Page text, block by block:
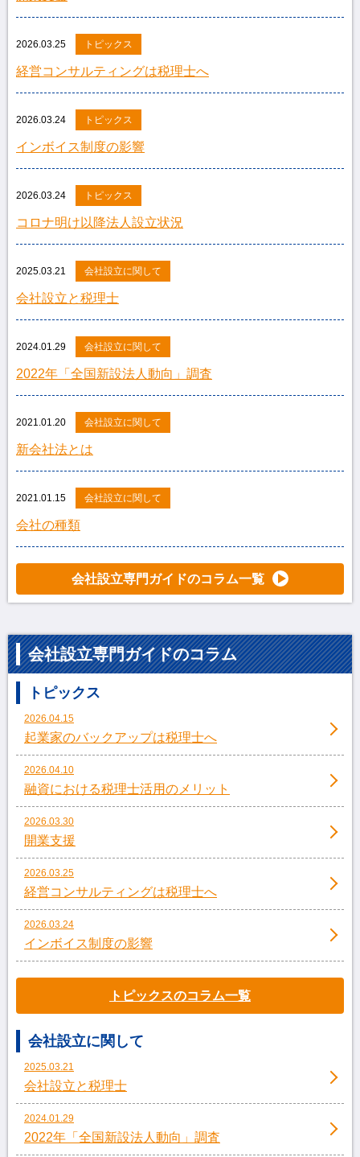
2026.03.25 トピックス
経営コンサルティングは税理士へ
2026.03.24 トピックス
インボイス制度の影響
2026.03.24 トピックス
コロナ明け以降法人設立状況
2025.03.21 会社設立に関して
会社設立と税理士
2024.01.29 会社設立に関して
2022年「全国新設法人動向」調査
2021.01.20 会社設立に関して
新会社法とは
2021.01.15 会社設立に関して
会社の種類
会社設立専門ガイドのコラム一覧
会社設立専門ガイドのコラム
トピックス
2026.04.15
起業家のバックアップは税理士へ
2026.04.10
融資における税理士活用のメリット
2026.03.30
開業支援
2026.03.25
経営コンサルティングは税理士へ
2026.03.24
インボイス制度の影響
トピックスのコラム一覧
会社設立に関して
2025.03.21
会社設立と税理士
2024.01.29
2022年「全国新設法人動向」調査